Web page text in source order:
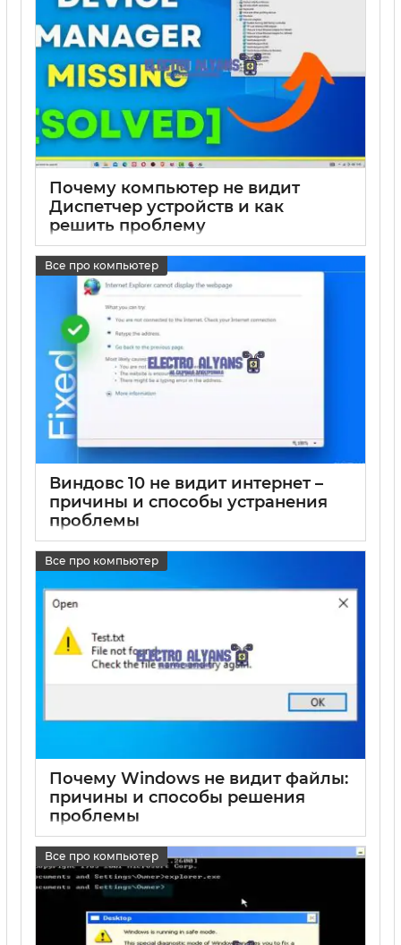
Почему компьютер не видит
Диспетчер устройств и как
решить проблему
Все про компьютер
Виндовс 10 не видит интернет –
причины и способы устранения
проблемы
Все про компьютер
Почему Windows не видит файлы:
причины и способы решения
проблемы
Все про компьютер